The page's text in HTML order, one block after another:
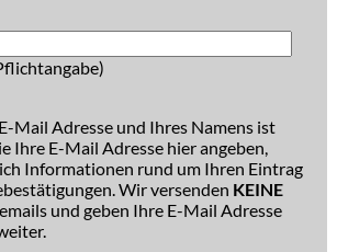
Mail Adresse und Ihres Namens ist
Ihre E-Mail Adresse hier angeben,
Informationen rund um Ihren Eintrag
Wir versenden KEINE
und geben Ihre E-Mail Adresse